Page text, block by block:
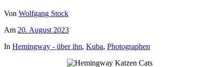
Von Wolfgang Stock
Am 20. August 2023
In Hemingway - über ihn, Kuba, Photographen